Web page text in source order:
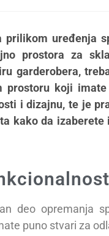
uređenja
prostora za
garderobera,
koji
i dizajnu, te je
kako da
deo opremanja
puno stvari za